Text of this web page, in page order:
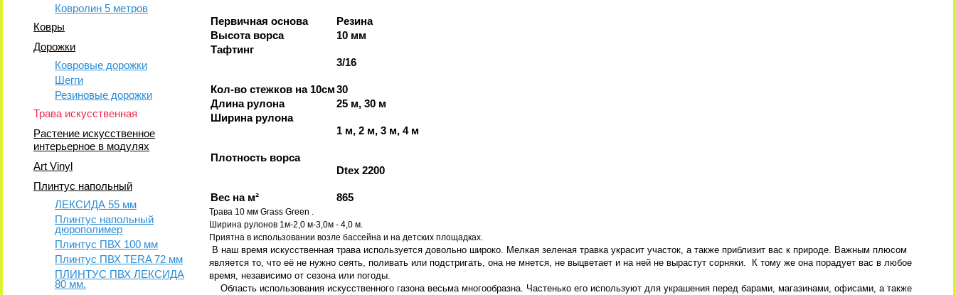
Ковролин 5 метров
Ковры
Дорожки
Ковровые дорожки
Шегги
Резиновые дорожки
Трава искусственная
Растение искусственное
интерьерное в модулях
Art Vinyl
Плинтус напольный
ЛЕКСИДА 55 мм
Плинтус напольный
дюрополимер
Плинтус ПВХ 100 мм
Плинтус ПВХ TERA 72 мм
ПЛИНТУС ПВХ ЛЕКСИДА
80 мм.
Первичная основа
Резина
Высота ворса
10 мм
Тафтинг
3/16
Кол-во стежков на 10см30
Длина рулона
25 м, 30 м
Ширина рулона
1 м, 2 м, 3 м, 4 м
Плотность ворса
Dtex 2200
Вес на м² 865
Трава 10 мм Grass Green .
Ширина рулонов 1м-2,0 м-3,0м - 4,0 м.
Приятна в использовании возле бассейна и на детских площадках.
В наш время искусственная трава используется довольно широко. Мелкая зеленая травка украсит участок, а также приблизит вас к природе. Важным плюсом
является то, чтоеё не нужно сеять, поливать или подстригать, она не мнется, не выцветает и на ней не вырастут сорняки. К тому же она порадует вас в любое
время, независимо от сезона или погоды.
Область использования искусственного газона весьма многообразна. Частенько его используют для украшения перед барами, магазинами, офисами, а также